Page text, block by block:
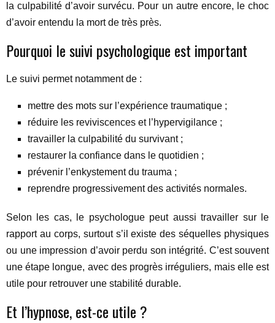
la culpabilité d’avoir survécu. Pour un autre encore, le choc
d’avoir entendu la mort de très près.
Pourquoi le suivi psychologique est important
Le suivi permet notamment de :
mettre des mots sur l’expérience traumatique ;
réduire les reviviscences et l’hypervigilance ;
travailler la culpabilité du survivant ;
restaurer la confiance dans le quotidien ;
prévenir l’enkystement du trauma ;
reprendre progressivement des activités normales.
Selon les cas, le psychologue peut aussi travailler sur le
rapport au corps, surtout s’il existe des séquelles physiques
ou une impression d’avoir perdu son intégrité. C’est souvent
une étape longue, avec des progrès irréguliers, mais elle est
utile pour retrouver une stabilité durable.
Et l’hypnose, est-ce utile ?